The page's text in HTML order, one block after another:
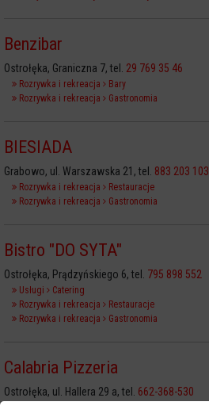
Benzibar
Ostrołęka, Graniczna 7, tel. 29 769 35 46
Rozrywka i rekreacja
Bary
Rozrywka i rekreacja
Gastronomia
BIESIADA
Grabowo, ul. Warszawska 21, tel. 883 203 103
Rozrywka i rekreacja
Restauracje
Rozrywka i rekreacja
Gastronomia
Bistro "DO SYTA"
Ostrołęka, Prądzyńskiego 6, tel. 795 898 552
Usługi
Catering
Rozrywka i rekreacja
Restauracje
Rozrywka i rekreacja
Gastronomia
Calabria Pizzeria
Ostrołęka, ul. Hallera 29 a, tel. 662-368-530